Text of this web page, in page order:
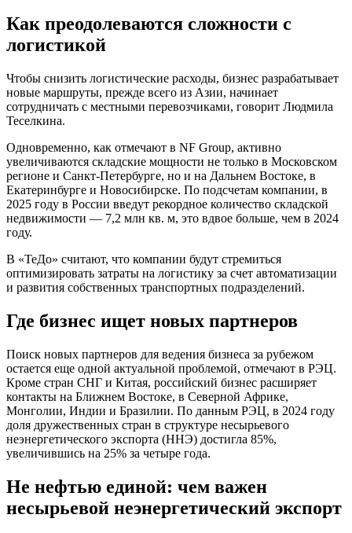
Как преодолеваются сложности с
логистикой
Чтобы снизить логистические расходы, бизнес разрабатывает
новые маршруты, прежде всего из Азии, начинает
сотрудничать с местными перевозчиками, говорит Людмила
Теселкина.
Одновременно, как отмечают в NF Group, активно
увеличиваются складские мощности не только в Московском
регионе и Санкт-Петербурге, но и на Дальнем Востоке, в
Екатеринбурге и Новосибирске. По подсчетам компании, в
2025 году в России введут рекордное количество складской
недвижимости — 7,2 млн кв. м, это вдвое больше, чем в 2024
году.
В «ТеДо» считают, что компании будут стремиться
оптимизировать затраты на логистику за счет автоматизации
и развития собственных транспортных подразделений.
Где бизнес ищет новых партнеров
Поиск новых партнеров для ведения бизнеса за рубежом
остается еще одной актуальной проблемой, отмечают в РЭЦ.
Кроме стран СНГ и Китая, российский бизнес расширяет
контакты на Ближнем Востоке, в Северной Африке,
Монголии, Индии и Бразилии. По данным РЭЦ, в 2024 году
доля дружественных стран в структуре несырьевого
неэнергетического экспорта (ННЭ) достигла 85%,
увеличившись на 25% за четыре года.
Не нефтью единой: чем важен
несырьевой неэнергетический экспорт